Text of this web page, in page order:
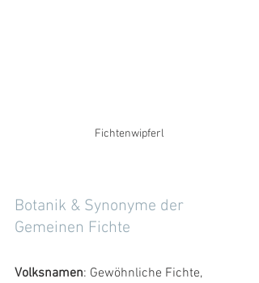
Fichtenwipferl
Botanik & Synonyme der
Gemeinen Fichte
Volksnamen: Gewöhnliche Fichte,